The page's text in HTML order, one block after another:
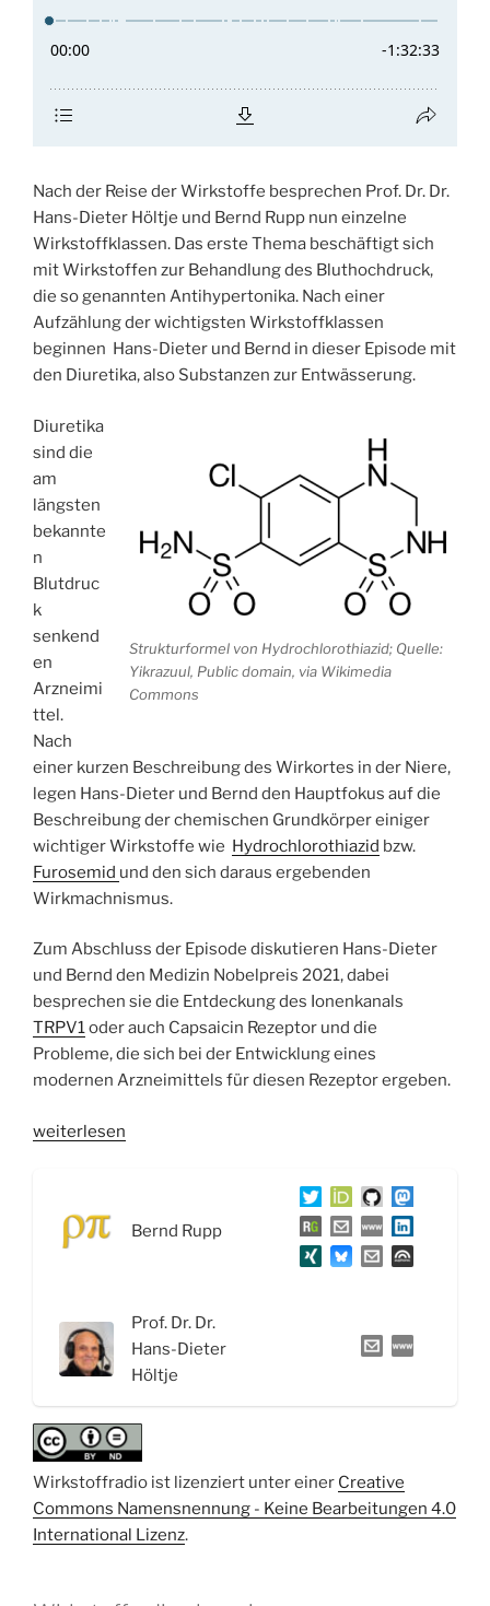
Nach der Reise der Wirkstoffe besprechen Prof. Dr. Dr.
Hans-Dieter Höltje und Bernd Rupp nun einzelne
Wirkstoffklassen. Das erste Thema beschäftigt sich
mit Wirkstoffen zur Behandlung des Bluthochdruck,
die so genannten Antihypertonika. Nach einer
Aufzählung der wichtigsten Wirkstoffklassen
beginnen Hans-Dieter und Bernd in dieser Episode mit
den Diuretika, also Substanzen zur Entwässerung.
Strukturformel von Hydrochlorothiazid; Quelle:
Yikrazuul, Public domain, via Wikimedia
Commons
Diuretika
sind die
am
längsten
bekannte
n
Blutdruc
k
senkend
en
Arzneimi
ttel.
Nach
einer kurzen Beschreibung des Wirkortes in der Niere,
legen Hans-Dieter und Bernd den Hauptfokus auf die
Beschreibung der chemischen Grundkörper einiger
wichtiger Wirkstoffe wie Hydrochlorothiazid bzw.
Furosemid und den sich daraus ergebenden
Wirkmachnismus.
Zum Abschluss der Episode diskutieren Hans-Dieter
und Bernd den Medizin Nobelpreis 2021, dabei
besprechen sie die Entdeckung des Ionenkanals
TRPV1oder auch Capsaicin Rezeptor und die
Probleme, die sich bei der Entwicklung eines
modernen Arzneimittels für diesen Rezeptor ergeben.
„WSR047
weiterlesen
Bernd Rupp
Prof. Dr. Dr.
Hans-Dieter
Höltje
Wirkstoffradio ist lizenziert unter einer Creative
Commons Namensnennung - Keine Bearbeitungen 4.0
International Lizenz.